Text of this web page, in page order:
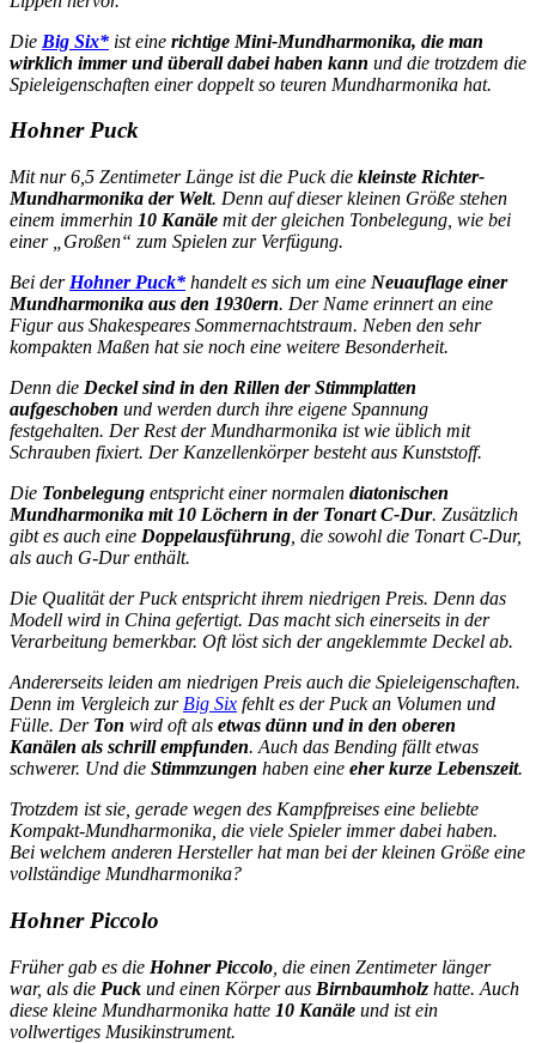
Die Big Six* ist eine richtige Mini-Mundharmonika, die man
wirklich immer und überall dabei haben kann und die trotzdem die
Spieleigenschaften einer doppelt so teuren Mundharmonika hat.
Hohner Puck
Mit nur 6,5 Zentimeter Länge ist die Puck die kleinste Richter-
Mundharmonika der Welt. Denn auf dieser kleinen Größe stehen
einem immerhin 10 Kanäle mit der gleichen Tonbelegung, wie bei
einer „Großen“ zum Spielen zur Verfügung.
Bei der Hohner Puck* handelt es sich um eine Neuauflage einer
Mundharmonika aus den 1930ern. Der Name erinnert an eine
Figur aus Shakespeares Sommernachtstraum. Neben den sehr
kompakten Maßen hat sie noch eine weitere Besonderheit.
Denn die Deckel sind in den Rillen der Stimmplatten
aufgeschoben und werden durch ihre eigene Spannung
festgehalten. Der Rest der Mundharmonika ist wie üblich mit
Schrauben fixiert. Der Kanzellenkörperbesteht aus Kunststoff.
Die Tonbelegung entspricht einer normalen diatonischen
Mundharmonika mit 10 Löchern in der Tonart C-Dur. Zusätzlich
gibt es auch eine Doppelausführung , die sowohl die Tonart C-Dur,
als auch G-Durenthält.
Die Qualität der Puck entspricht ihrem niedrigen Preis. Denn das
Modell wird in China gefertigt. Das macht sich einerseits in der
Verarbeitung bemerkbar. Oft löst sich der angeklemmte Deckel ab.
Andererseits leiden am niedrigen Preis auch die Spieleigenschaften.
Denn im Vergleich zur Big Six fehlt es der Puck an Volumen und
Fülle. Der Ton wird oft als etwas dünn und in den oberen
Kanälen als schrill empfunden. Auch das Bending fällt etwas
schwerer. Und die Stimmzungen haben eine eher kurze Lebenszeit.
Trotzdem ist sie, gerade wegen des Kampfpreises eine beliebte
Kompakt-Mundharmonika, die viele Spieler immer dabei haben.
Bei welchem anderen Hersteller hat man bei der kleinen Größe eine
vollständige Mundharmonika?
Hohner Piccolo
Früher gab es die Hohner Piccolo , die einen Zentimeter länger
war, als die Puck und einen Körperaus Birnbaumholz hatte. Auch
diese kleine Mundharmonika hatte 10 Kanäle und ist ein
vollwertiges Musikinstrument.